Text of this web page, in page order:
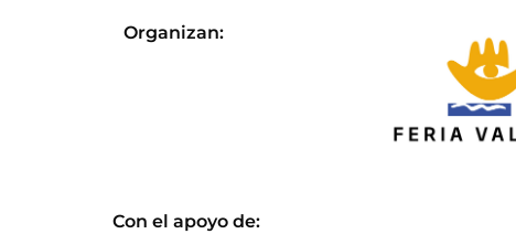
Organizan:
Con el apoyo de: